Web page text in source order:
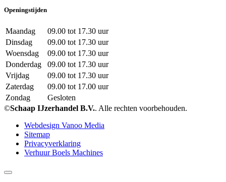
Openingstijden
Maandag
09.00 tot 17.30 uur
Dinsdag
09.00 tot 17.30 uur
Woensdag
09.00 tot 17.30 uur
Donderdag
09.00 tot 17.30 uur
Vrijdag
09.00 tot 17.30 uur
Zaterdag
09.00 tot 17.00 uur
Zondag
Gesloten
©Schaap IJzerhandel B.V.. Alle rechten voorbehouden.
Webdesign Vanoo Media
Sitemap
Privacyverklaring
Verhuur Boels Machines